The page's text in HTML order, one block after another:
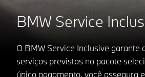
BMW Service
O BMW Service Inclusive garante
serviços previstos no pacote
único pagamento, você assegura